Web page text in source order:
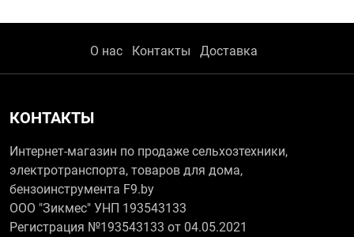
О нас Контакты Доставка
КОНТАКТЫ
Интернет-магазин по продаже сельхозтехники,
электротранспорта, товаров для дома,
бензоинструмента F9.by
ООО "Зикмес" УНП 193543133
Регистрация №193543133 от 04.05.2021